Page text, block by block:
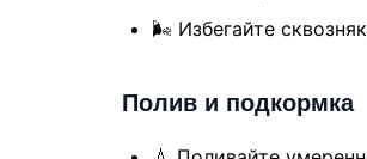
🌬️ Избегайте
Полив и подкормка